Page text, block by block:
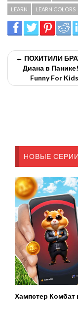
LEARN LEARN COLORS
← ПОХИТИЛИ
Диана в
Funny For
НОВЫЕ
Хампстер